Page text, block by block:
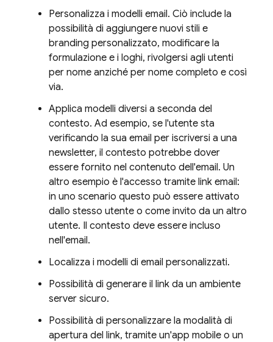
Personalizza i modelli email. Ciò include la
possibilità di aggiungere nuovi stili e
branding personalizzato, modificare la
formulazione e i loghi, rivolgersi agli utenti
per nome anziché per nome completo e così
via.
Applica modelli diversi a seconda del
contesto. Ad esempio, se l'utente sta
verificando la sua email per iscriversi a una
newsletter, il contesto potrebbe dover
essere fornito nel contenuto dell'email. Un
altro esempio è l'accesso tramite link email:
in uno scenario questo può essere attivato
dallo stesso utente o come invito da un altro
utente. Il contesto deve essere incluso
nell'email.
Localizza i modelli di email personalizzati.
Possibilità di generare il link da un ambiente
server sicuro.
Possibilità di personalizzare la modalità di
apertura del link, tramite un'app mobile o un